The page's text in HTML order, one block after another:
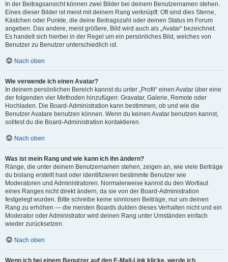
In der Beitragsansicht können zwei Bilder bei deinem Benutzernamen stehen.
Eines dieser Bilder ist meist mit deinem Rang verknüpft: Oft sind dies Sterne,
Kästchen oder Punkte, die deine Beitragszahl oder deinen Status im Forum
angeben. Das andere, meist größere, Bild wird auch als „Avatar“ bezeichnet.
Es handelt sich hierbei in der Regel um ein persönliches Bild, welches von
Benutzer zu Benutzer unterschiedlich ist.
Nach oben
Wie verwende ich einen Avatar?
In deinem persönlichen Bereich kannst du unter „Profil“ einen Avatar über eine
der folgenden vier Methoden hinzufügen: Gravatar, Galerie, Remote oder
Hochladen. Die Board-Administration kann bestimmen, ob und wie die
Benutzer Avatare benutzen können. Wenn du keinen Avatar benutzen kannst,
solltest du die Board-Administration kontaktieren.
Nach oben
Was ist mein Rang und wie kann ich ihn ändern?
Ränge, die unter deinem Benutzernamen stehen, zeigen an, wie viele Beiträge
du bislang erstellt hast oder identifizieren bestimmte Benutzer wie
Moderatoren und Administratoren. Normalerweise kannst du den Wortlaut
eines Ranges nicht direkt ändern, da sie von der Board-Administration
festgelegt wurden. Bitte schreibe keine sinnlosen Beiträge, nur um deinen
Rang zu erhöhen — die meisten Boards dulden dieses Verhalten nicht und ein
Moderator oder Administrator wird deinen Rang unter Umständen einfach
wieder zurücksetzen.
Nach oben
Wenn ich bei einem Benutzer auf den E-Mail-Link klicke, werde ich